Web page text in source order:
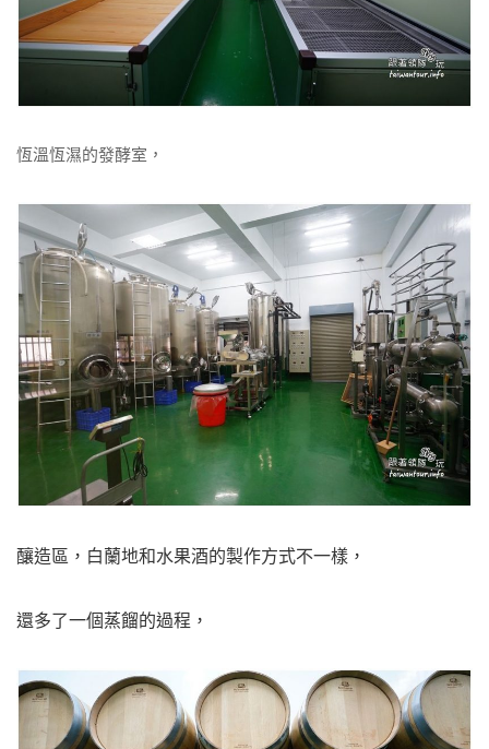
恆溫恆濕的發酵室，
釀造區，白蘭地和水果酒的製作方式不一樣，
還多了一個蒸餾的過程，